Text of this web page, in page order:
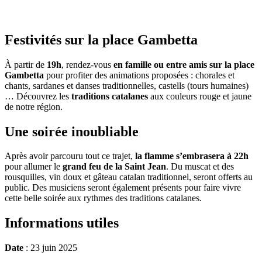
Festivités sur la place Gambetta
À partir de 19h, rendez-vous en famille ou entre amis sur la place
Gambetta pour profiter des animations proposées : chorales et
chants, sardanes et danses traditionnelles, castells (tours humaines)
… Découvrez les traditions catalanes aux couleurs rouge et jaune
de notre région.
Une soirée inoubliable
Après avoir parcouru tout ce trajet, la flamme s’embrasera à 22h
pour allumer le grand feu de la Saint Jean. Du muscat et des
rousquilles, vin doux et gâteau catalan traditionnel, seront offerts au
public. Des musiciens seront également présents pour faire vivre
cette belle soirée aux rythmes des traditions catalanes.
Informations utiles
Date : 23 juin 2025